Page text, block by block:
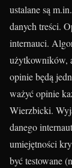
ustalane są
danych treści.
internauci.
użytkowników,
opinie będą
ważyć opinie
Wierzbicki.
danego
umiejętności
być testowane